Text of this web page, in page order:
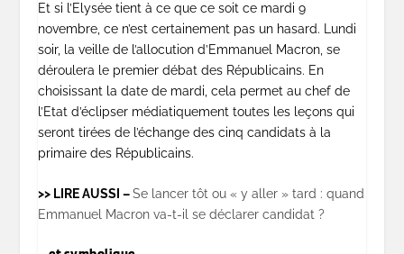
Et si l’Elysée tient à ce que ce soit ce mardi 9
novembre, ce n’est certainement pas un hasard. Lundi
soir, la veille de l’allocution d’Emmanuel Macron, se
déroulera le premier débat des Républicains. En
choisissant la date de mardi, cela permet au chef de
l’Etat d’éclipser médiatiquement toutes les leçons qui
seront tirées de l’échange des cinq candidats à la
primaire des Républicains.
>> LIRE AUSSI –Se lancer tôt ou « y aller » tard : quand
Emmanuel Macron va-t-il se déclarer candidat ?